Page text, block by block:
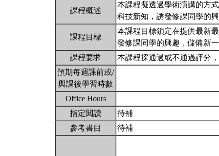
課程概述
本課程擬透過學術演講的方
科技新知，誘發修課同學的
課程目標
本課程目標鎖定在提供最新
發修課同學的興趣，儲備新
課程要求
本課程採通過或不通過評分
預期每週課前或/
與課後學習時數
Office Hours
指定閱讀
待補
參考書目
待補